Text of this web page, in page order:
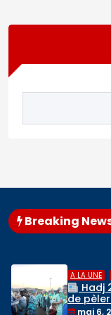
Breaking
Cour
A LA UNE
Hadj
de
mai 6,